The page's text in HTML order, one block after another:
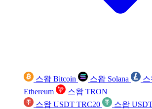
스왑 Bitcoin 스왑 Solana 스
Ethereum
스왑 TRON
스왑 USDT TRC20
스왑